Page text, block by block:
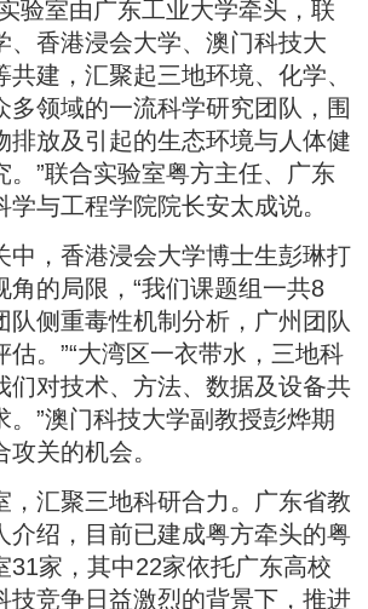
验室由广东工业大学牵头，联
、香港浸会大学、澳门科技大
建，汇聚起三地环境、化学、
多领域的一流科学研究团队，围
排放及引起的生态环境与人体健
。”联合实验室粤方主任、广东
学与工程学院院长安太成说。
，香港浸会大学博士生彭琳打
角的局限，“我们课题组一共8
队侧重毒性机制分析，广州团队
估。”“大湾区一衣带水，三地科
们对技术、方法、数据及设备共
。”澳门科技大学副教授彭烨期
关的机会。
汇聚三地科研合力。广东省教
介绍，目前已建成粤方牵头的粤
31家，其中22家依托广东高校
技竞争日益激烈的背景下，推进